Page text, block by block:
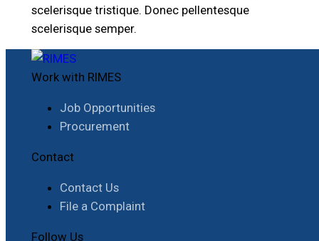
scelerisque tristique. Donec pellentesque
scelerisque semper.
Work with RIMES
Job Opportunities
Procurement
Contact
Contact Us
File a Complaint
Follow Us